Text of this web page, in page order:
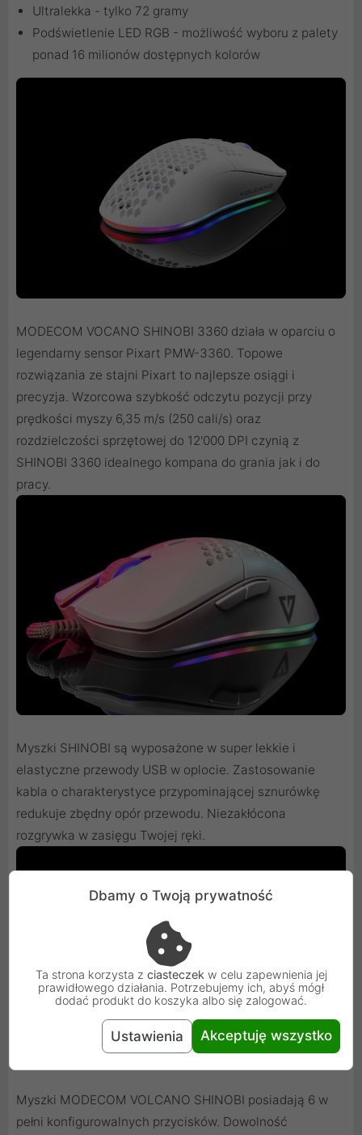
Ultralekka - tylko 72 gramy
Podświetlenie LED RGB - możliwość wyboru z palety
ponad 16 milionów dostępnych kolorów
MODECOM VOCANO SHINOBI 3360 działa w oparciu o
legendarny sensor Pixart PMW-3360. Topowe
rozwiązania ze stajni Pixart to najlepsze osiągi i
precyzja. Wzorcowa szybkość odczytu pozycji przy
prędkości myszy 6,35 m/s (250 cali/s) oraz
rozdzielczości sprzętowej do 12'000 DPI czynią z
SHINOBI 3360 idealnego kompana do grania jak i do
pracy.
Myszki SHINOBI są wyposażone w super lekkie i
elastyczne przewody USB w oplocie. Zastosowanie
kabla o charakterystyce przypominającej sznurówkę
redukuje zbędny opór przewodu. Niezakłócona
rozgrywka w zasięgu Twojej ręki.
Myszki MODECOM VOLCANO SHINOBI posiadają 6 w
pełni konfigurowalnych przycisków. Dowolność
Dbamy o Twoją prywatność
Ta strona korzysta z ciasteczek w celu zapewnienia jej
prawidłowego działania. Potrzebujemy ich, abyś mógł
dodać produkt do koszyka albo się zalogować.
Ustawienia Akceptuję wszystko